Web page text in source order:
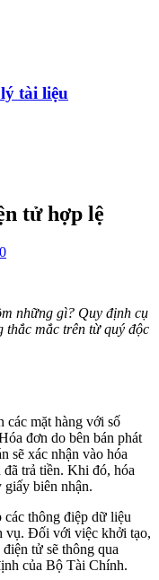
tài liệu
tử hợp lệ
0
những gì? Quy định cụ
thắc mắc trên từ quý độc
các mặt hàng với số
đơn do bên bán phát
sẽ xác nhận vào hóa
trả tiền. Khi đó, hóa
giấy biên nhận.
thông điệp dữ liệu
vụ. Đối với việc khởi tạo,
tử sẽ thông qua
của Bộ Tài Chính.